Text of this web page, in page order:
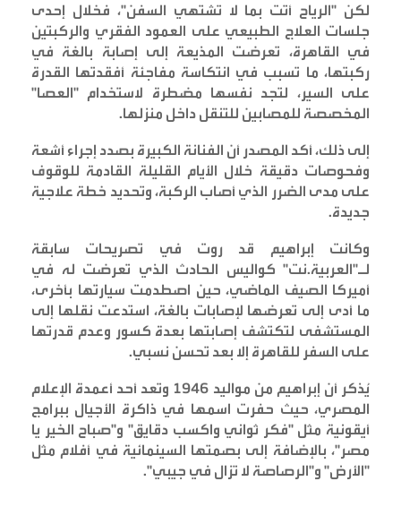
لكن "الرياح أتت بما لا تشتهي السفن"، فخلال إحدى
جلسات العلاج الطبيعي على العمود الفقري والركبتين
في القاهرة، تعرضت المذيعة إلى إصابة بالغة في
ركبتها، ما تسبب في انتكاسة مفاجئة أفقدتها القدرة
على السير، لتجد نفسها مضطرة لاستخدام "العصا"
المخصصة للمصابين للتنقل داخل منزلها.
إلى ذلك، أكد المصدر أن الفنانة الكبيرة بصدد إجراء أشعة
وفحوصات دقيقة خلال الأيام القليلة القادمة للوقوف
على مدى الضرر الذي أصاب الركبة، وتحديد خطة علاجية
جديدة.
وكانت إبراهيم قد روت في تصريحات سابقة
لـ"العربية.نت" كواليس الحادث الذي تعرضت له في
أميركا الصيف الماضي، حين اصطدمت سيارتها بأخرى،
ما أدى إلى تعرضها لإصابات بالغة، استدعت نقلها إلى
المستشفى لتكتشف إصابتها بعدة كسور وعدم قدرتها
على السفر للقاهرة إلا بعد تحسن نسبي.
يُذكر أن إبراهيم من مواليد 1946 وتعد أحد أعمدة الإعلام
المصري، حيث حفرت اسمها في ذاكرة الأجيال ببرامج
أيقونية مثل "فكر ثواني واكسب دقايق" و"صباح الخير يا
مصر"، بالإضافة إلى بصمتها السينمائية في أفلام مثل
"الأرض" و"الرصاصة لا تزال في جيبي".